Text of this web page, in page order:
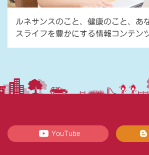
ルネサンスのこと、健康のこと、あ
スライフを豊かにする情報コンテン
YouTube